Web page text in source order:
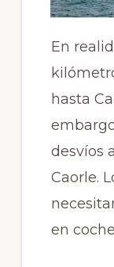
En
hasta
desvíos
Caorle.
en